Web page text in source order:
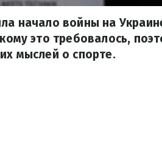
начало войны на
это требовалось,
мыслей о спорте.